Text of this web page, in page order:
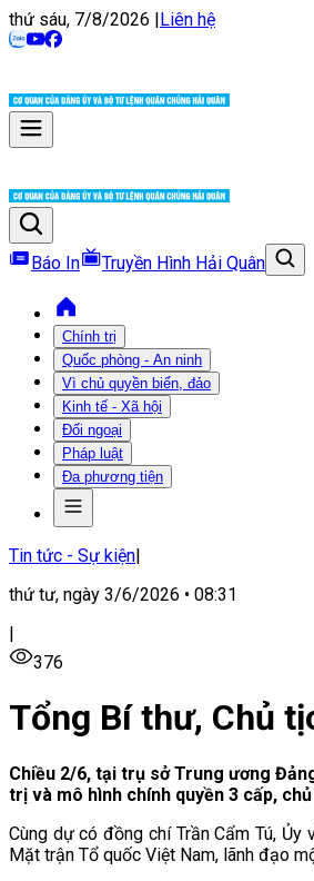
thứ sáu, 7/8/2026 |Liên hệ
Báo In Truyền Hình Hải Quân
Chính trị
Quốc phòng - An ninh
Vì chủ quyền biển, đảo
Kinh tế - Xã hội
Đối ngoại
Pháp luật
Đa phương tiện
Tin tức - Sự kiện|
thứ tư, ngày 3/6/2026 • 08:31
|
376
Tổng Bí thư, Chủ
Chiều 2/6, tại trụ sở Trung ương
trị và mô hình chính quyền 3 cấp,
Cùng dự có đồng chí Trần Cẩm Tú,
Mặt trận Tổ quốc Việt Nam, lãnh đạo